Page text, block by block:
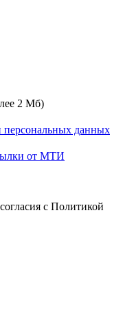
2 Mб)
персональных данных
от МТИ
с Политикой